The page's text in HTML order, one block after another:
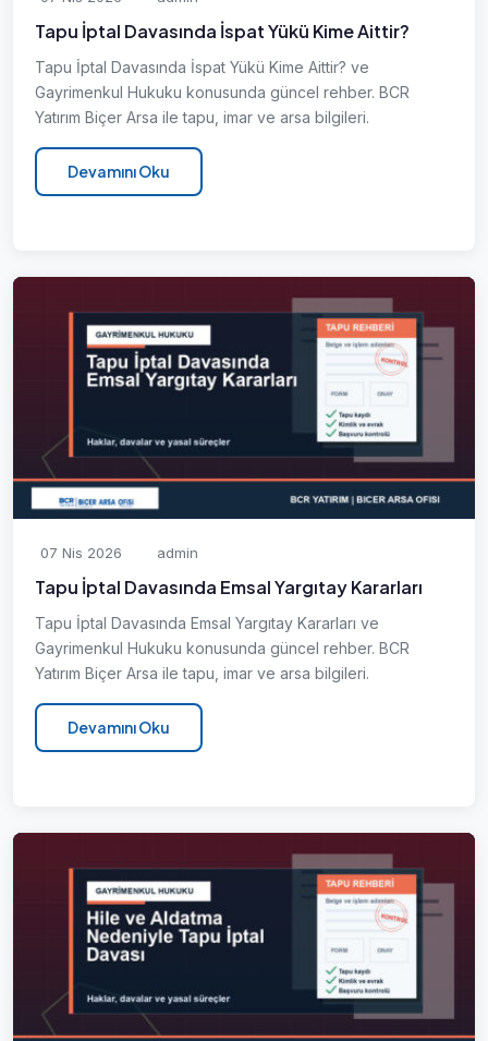
Tapu İptal Davasında İspat Yükü Kime Aittir?
Tapu İptal Davasında İspat Yükü Kime Aittir? ve
Gayrimenkul Hukuku konusunda güncel rehber. BCR
Yatırım Biçer Arsa ile tapu, imar ve arsa bilgileri.
Devamını Oku
07 Nis 2026 admin
Tapu İptal Davasında Emsal Yargıtay Kararları
Tapu İptal Davasında Emsal Yargıtay Kararları ve
Gayrimenkul Hukuku konusunda güncel rehber. BCR
Yatırım Biçer Arsa ile tapu, imar ve arsa bilgileri.
Devamını Oku